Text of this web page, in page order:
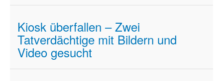
Kiosk überfallen – Zwei
Tatverdächtige mit Bildern und
Video gesucht